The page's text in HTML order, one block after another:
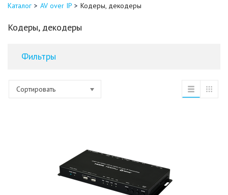
Каталог AV over IP Кодеры, декодеры
Кодеры, декодеры
Фильтры
Сортировать